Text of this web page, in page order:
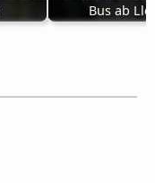
Bus ab